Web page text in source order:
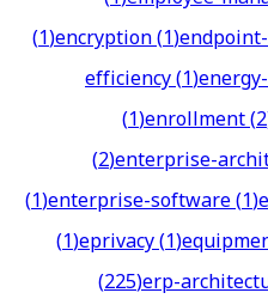
(1)encryption(1)
efficiency(1)
(1)enrollment(2
(2)enterprise-
(1)enterprise-software(1)
(1)eprivacy(1)
(225)erp-